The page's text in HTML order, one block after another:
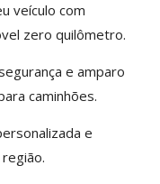
veículo com
zero quilômetro.
e amparo
caminhões.
e